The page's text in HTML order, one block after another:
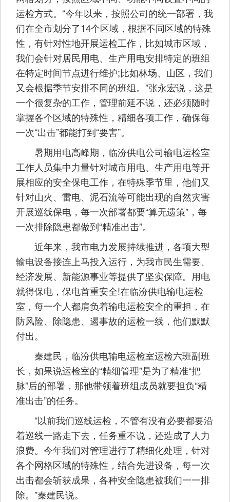
运检方式。“今年以来，按照公司的统一部署，我
们在全市划分了14个区域，根据不同区域的特殊
性，有针对性地开展运检工作，比如城市区域，
我们会针对居民用电、生产用电安排特定的班组
在特定时间节点进行维护;比如林场、山区，我们
又会根据季节安排不同的班组。”张永宏说，这是
一个很复杂的工作，管理前延不说，还必须随时
掌握各个区域的特殊性，精细各项工作，确保每
一次“出击”都能打到“要害”。
暑期用电高峰期，临汾供电公司输电运检室
工作人员集中力量针对城市用电、生产用电等开
展相应的安全保电工作，在特殊季节里，他们又
针对山火、雷电、泥石流等可能出现的自然灾害
开展巡线保电，每一次部署都要“算无遗策”，每
一次排除隐患都做到“精准出击”。
近年来，我市电力发展持续推进，各项大型
输电设备接连上马投入运行，为我市民生需要、
经济发展、新能源事业等提供了坚实保障。用电
就得保电，保电首重安全!在临汾供电输电运检
室，每一个人都肩负着输电运检安全的重担，在
防风险、除隐患、遏事故的运检一线，他们默默
付出。
秦建民，临汾供电输电运检室运检六班副班
长，如果说运检室的“精细管理”是为了精准“把
脉”后的部署，那他带领着班组成员就要担负“精
准出击”的任务。
“以前我们巡线运检，不管有没有必要都要沿
着巡线一路走下去，任务重不说，还造成了人力
浪费。今年我们对管理进行了精细化处理，针对
各个网格区域的特殊性，结合先进设备，每一次
出击都会斩获成果，各种安全隐患被我们一一排
除。”秦建民说。